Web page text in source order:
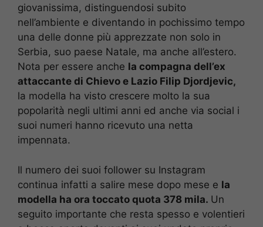
giovanissima, distinguendosi subito
nell’ambiente e diventando in pochissimo tempo
una delle donne più apprezzate non solo in
Serbia, suo paese Natale, ma anche all’estero.
Nota per essere anche la compagna dell’ex
attaccante di Chievo e Lazio Filip Djordjevic,
la modella ha visto crescere molto la sua
popolarità negli ultimi anni ed anche via social i
suoi numeri hanno ricevuto una netta
impennata.
Il numero dei suoi follower su Instagram
continua infatti a salire mese dopo mese e la
modella ha ora toccato quota 378 mila. Un
seguito importante che resta spesso e volentieri